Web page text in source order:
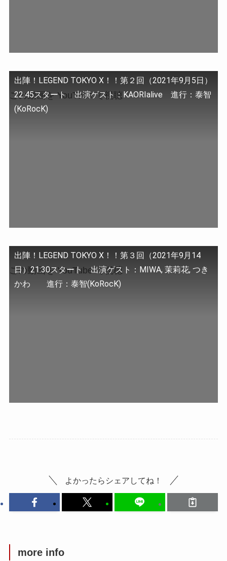
出陣！LEGEND TOKYO X！！第２回（2021年9月5日）
22:45スタート 出演ゲスト：KAORIalive 進行：泰智
(KoRocK)
この動画を YouTube で視聴
出陣！LEGEND TOKYO X！！第３回（2021年9月14
日）21:30スタート 出演ゲスト：MIWA, 茉莉花, つき
かわ 進行：泰智(KoRocK)
この動画を YouTube で視聴
よかったらシェアしてね！
more info